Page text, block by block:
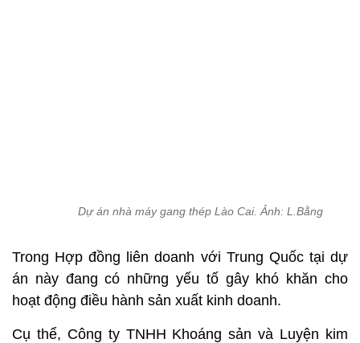
Dự án nhà máy gang thép Lào Cai. Ảnh: L.Bằng
Trong Hợp đồng liên doanh với Trung Quốc tại dự
án này đang có những yếu tố gây khó khăn cho
hoạt động điều hành sản xuất kinh doanh.
Cụ thể, Công ty TNHH Khoáng sản và Luyện kim